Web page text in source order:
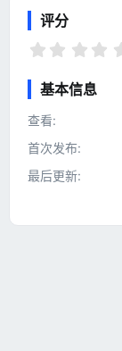
评分
基本信息
查看
首次发布
最后更新